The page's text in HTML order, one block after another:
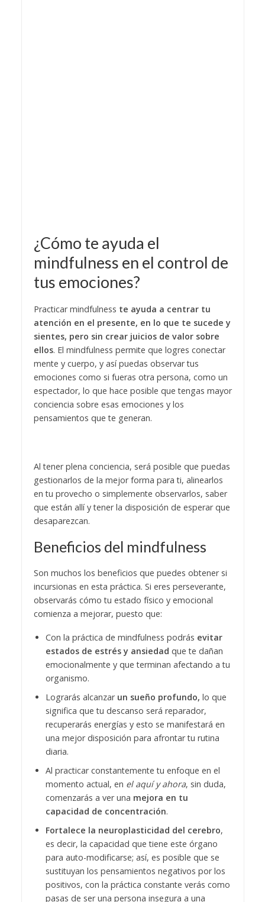
¿Cómo te ayuda el
mindfulness en el control de
tus emociones?
Practicar mindfulness te ayuda a centrar tu
atención en el presente, en lo que te sucede y
sientes, pero sin crear juicios de valor sobre
ellos. El mindfulness permite que logres conectar
mente y cuerpo, y así puedas observar tus
emociones como si fueras otra persona, como un
espectador, lo que hace posible que tengas mayor
conciencia sobre esas emociones y los
pensamientos que te generan.
Al tener plena conciencia, será posible que puedas
gestionarlos de la mejor forma para ti, alinearlos
en tu provecho o simplemente observarlos, saber
que están allí y tener la disposición de esperar que
desaparezcan.
Beneficios del mindfulness
Son muchos los beneficios que puedes obtener si
incursionas en esta práctica. Si eres perseverante,
observarás cómo tu estado físico y emocional
comienza a mejorar, puesto que:
Con la práctica de mindfulness podrás evitar
estados de estrés y ansiedad que te dañan
emocionalmente y que terminan afectando a tu
organismo.
Lograrás alcanzar un sueño profundo, lo que
significa que tu descanso será reparador,
recuperarás energías y esto se manifestará en
una mejor disposición para afrontar tu rutina
diaria.
Al practicar constantemente tu enfoque en el
momento actual, en el aquí y ahora, sin duda,
comenzarás a ver una mejora en tu
capacidad de concentración.
Fortalece la neuroplasticidad del cerebro,
es decir, la capacidad que tiene este órgano
para auto-modificarse; así, es posible que se
sustituyan los pensamientos negativos por los
positivos, con la práctica constante verás como
pasas de ser una persona insegura a una